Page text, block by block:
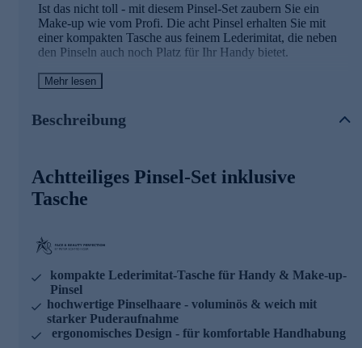
Ist das nicht toll - mit diesem Pinsel-Set zaubern Sie ein
Make-up wie vom Profi. Die acht Pinsel erhalten Sie mit
einer kompakten Tasche aus feinem Lederimitat, die neben
den Pinseln auch noch Platz für Ihr Handy bietet.
Sie erhalten einen Puderpinsel, Rouge-Pinsel, Kontur-Pinsel,
Augenbrauenpinsel.
Die Pinselhaare sind hochwertig, voluminös und weich,
kratzen nicht im Gesicht und haben eine starke
8-teiliges Make-up-Pinsel-Set
Löst einfache Make-up-Anwendungen mühelos. Inklusive
Pinseltasche, leicht und tragbar.
Ergonomisches Design
Mehr lesen
Beschreibung
Achtteiliges Pinsel-Set inklusive
Tasche
kompakte Lederimitat-Tasche für Handy & Make-up-
Pinsel
hochwertige Pinselhaare - voluminös & weich mit
starker Puderaufnahme
ergonomisches Design - für komfortable Handhabung